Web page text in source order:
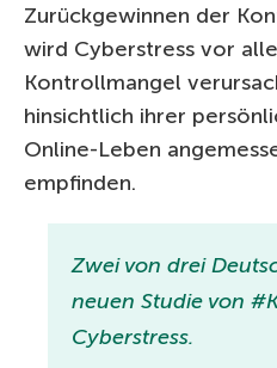
Zurückgewinnen der
wird Cyberstress vor
Kontrollmangel
hinsichtlich ihrer
Online-Leben
empfinden.
Zwei von drei
neuen Studie von
Cyberstress.